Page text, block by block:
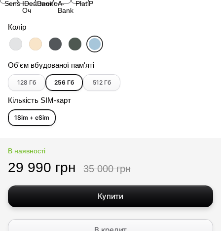
Колір
Об'єм вбудованої пам'яті
128 Гб 256 Гб 512 Гб
Кількість SIM-карт
1Sim + eSim
В наявності
29 990 грн 35 000 грн
Купити